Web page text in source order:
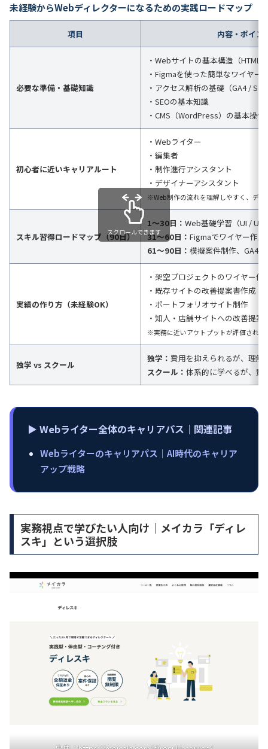
未経験からWebディレクターになるための実践ロードマップ
項目 内容・ポイン
必要な準備・基礎知識
・Webサイトの基本構造（HTML
・Figmaを使った簡単なワイヤー
・アクセス解析の基礎（GA4 /
・SEOの基本知識
・CMS（WordPress）の基本操作
初心者に近いキャリアルート
・Webライター
・編集者
・制作進行アシスタント
・デザイナーアシスタント
※Web制作の流れを理解しやすく、ディ
スキル習得ロードマップ（90日）
1〜30日： Web基礎学習（UI / UX
31〜60日： Figmaでワイヤー作
61〜90日： 模擬案件制作、GA4
実績の作り方（未経験OK）
・架空プロジェクトのワイヤー作
・既存サイトの改善提案書作成
・ポートフォリオサイト制作
・知人・店舗サイトへの改善提案
※実務に近いアウトプットが評価されや
独学 vs スクール
独学： 費用を抑えられるが、理解
スクール： 体系的に学べるが、費
スクロールできます
▶︎ Webライター全体のキャリアパス｜関連記事
Webライターのキャリアパス｜AI時代のキャリア
アップ戦略
実務視点で学びたい人向け｜メイカラ「ディレ
スキ」という選択肢